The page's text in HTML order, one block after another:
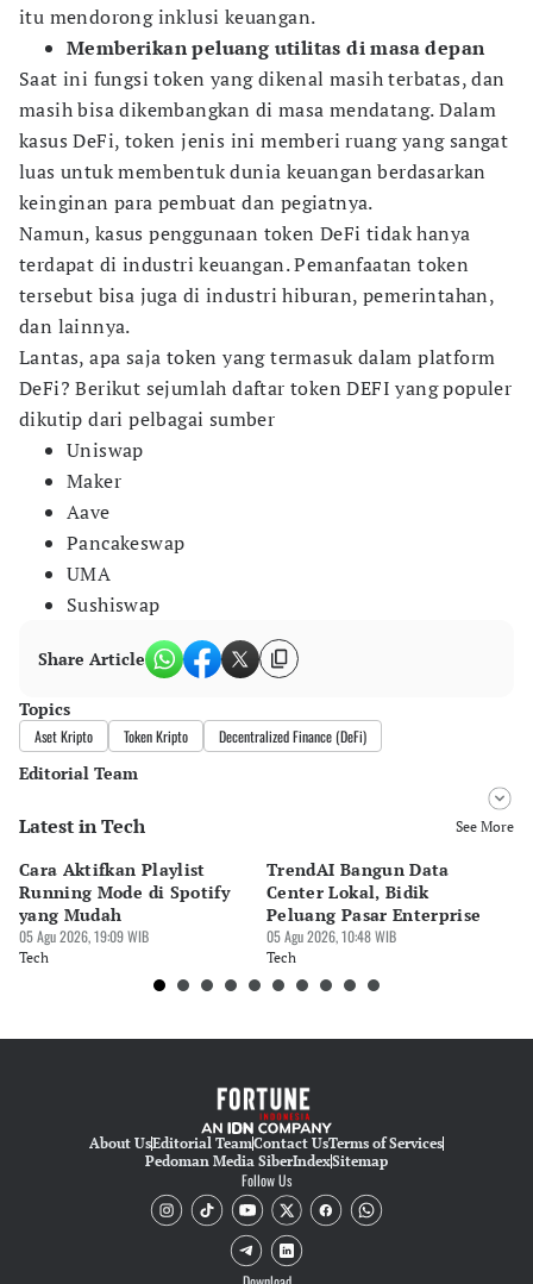
itu mendorong inklusi keuangan.
Memberikan peluang utilitas di masa depan
Saat ini fungsi token yang dikenal masih terbatas, dan
masih bisa dikembangkan di masa mendatang. Dalam
kasus DeFi, token jenis ini memberi ruang yang sangat
luas untuk membentuk dunia keuangan berdasarkan
keinginan para pembuat dan pegiatnya.
Namun, kasus penggunaan token DeFi tidak hanya
terdapat di industri keuangan. Pemanfaatan token
tersebut bisa juga di industri hiburan, pemerintahan,
dan lainnya.
Lantas, apa saja token yang termasuk dalam platform
DeFi? Berikut sejumlah daftar token DEFI yang populer
dikutip dari pelbagai sumber
Uniswap
Maker
Aave
Pancakeswap
UMA
Sushiswap
Share Article
Topics
Aset Kripto Token Kripto Decentralized Finance (DeFi)
Editorial Team
Editor
Editor
Luky Maulana Firmansyah
Latest in Tech See More
Cara Aktifkan Playlist
Running Mode di Spotify
yang Mudah
05 Agu 2026, 19:09 WIB
Tech
TrendAI Bangun Data
Center Lokal, Bidik
Peluang Pasar Enterprise
05 Agu 2026, 10:48 WIB
Tech
About UsEditorial TeamContact UsTerms of Services
Pedoman Media SiberIndexSitemap
Follow Us